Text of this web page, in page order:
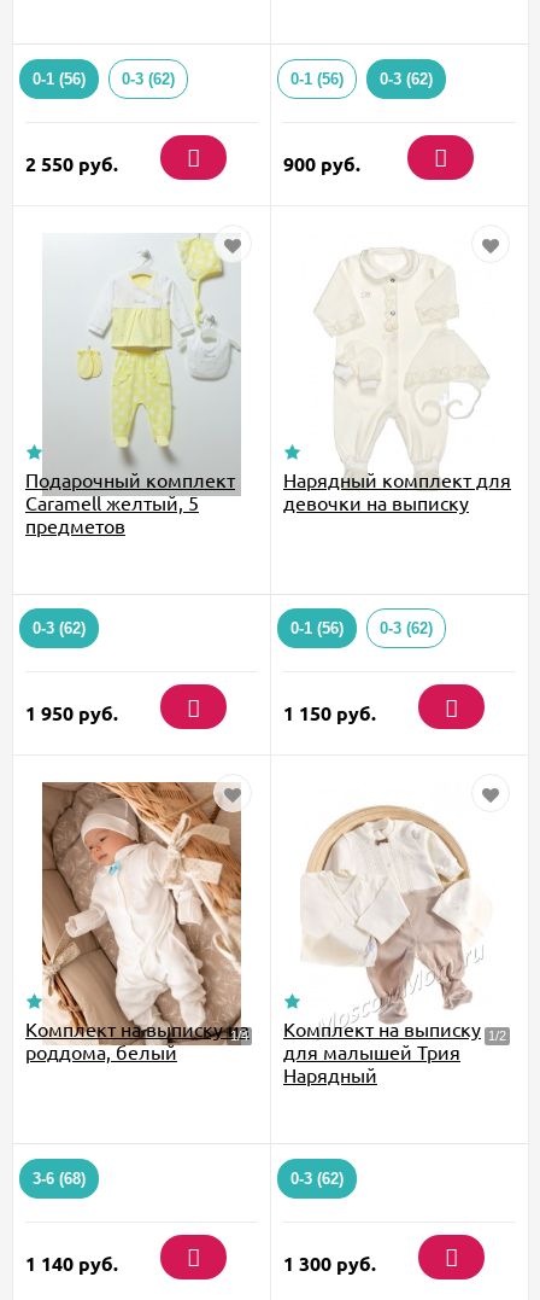
0-1 (56) 0-3 (62)
2 550 руб.
0-1 (56) 0-3 (62)
900 руб.
Подарочный комплект
Caramell желтый, 5
предметов
0-3 (62)
1 950 руб.
Нарядный комплект для
девочки на выписку
0-1 (56) 0-3 (62)
1 150 руб.
Комплект на выписку из
роддома, белый
3-6 (68)
1 140 руб.
Комплект на выписку
для малышей Трия
Нарядный
0-3 (62)
1 300 руб.